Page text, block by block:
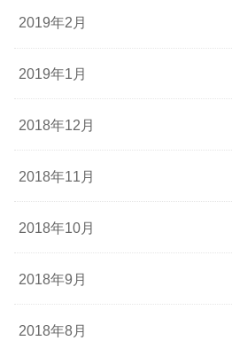
2019年2月
2019年1月
2018年12月
2018年11月
2018年10月
2018年9月
2018年8月